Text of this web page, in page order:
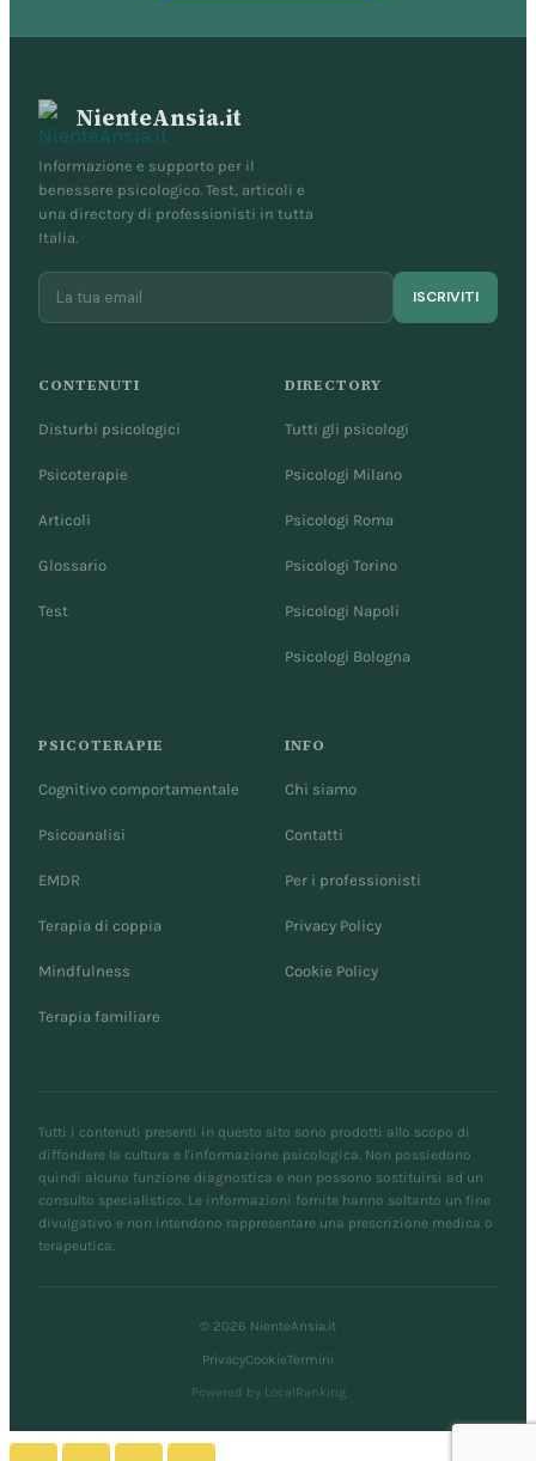
NienteAnsia.it
Informazione e supporto per il
benessere psicologico. Test, articoli e
una directory di professionisti in tutta
Italia.
ISCRIVITI
CONTENUTI
Disturbi psicologici
Psicoterapie
Articoli
Glossario
Test
DIRECTORY
Tutti gli psicologi
Psicologi Milano
Psicologi Roma
Psicologi Torino
Psicologi Napoli
Psicologi Bologna
PSICOTERAPIE
Cognitivo comportamentale
Psicoanalisi
EMDR
Terapia di coppia
Mindfulness
Terapia familiare
INFO
Chi siamo
Contatti
Per i professionisti
Privacy Policy
Cookie Policy
Tutti i contenuti presenti in questo sito sono prodotti allo scopo di
diffondere la cultura e l'informazione psicologica. Non possiedono
quindi alcuna funzione diagnostica e non possono sostituirsi ad un
consulto specialistico. Le informazioni fornite hanno soltanto un fine
divulgativo e non intendono rappresentare una prescrizione medica o
terapeutica.
© 2026 NienteAnsia.it
PrivacyCookieTermini
Powered by LocalRanking